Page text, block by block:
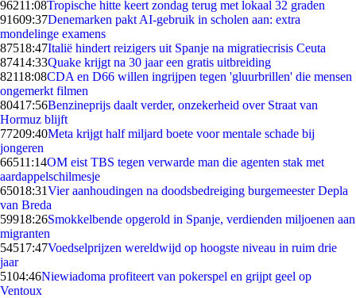
96211:08Tropische hitte keert zondag terug met lokaal 32 graden
91609:37Denemarken pakt AI-gebruik in scholen aan: extra
mondelinge examens
87518:47Italië hindert reizigers uit Spanje na migratiecrisis Ceuta
87414:33Quake krijgt na 30 jaar een gratis uitbreiding
82118:08CDA en D66 willen ingrijpen tegen 'gluurbrillen' die mensen
ongemerkt filmen
80417:56Benzineprijs daalt verder, onzekerheid over Straat van
Hormuz blijft
77209:40Meta krijgt half miljard boete voor mentale schade bij
jongeren
66511:14OM eist TBS tegen verwarde man die agenten stak met
aardappelschilmesje
65018:31Vier aanhoudingen na doodsbedreiging burgemeester Depla
van Breda
59918:26Smokkelbende opgerold in Spanje, verdienden miljoenen aan
migranten
54517:47Voedselprijzen wereldwijd op hoogste niveau in ruim drie
jaar
5104:46Niewiadoma profiteert van pokerspel en grijpt geel op
Ventoux